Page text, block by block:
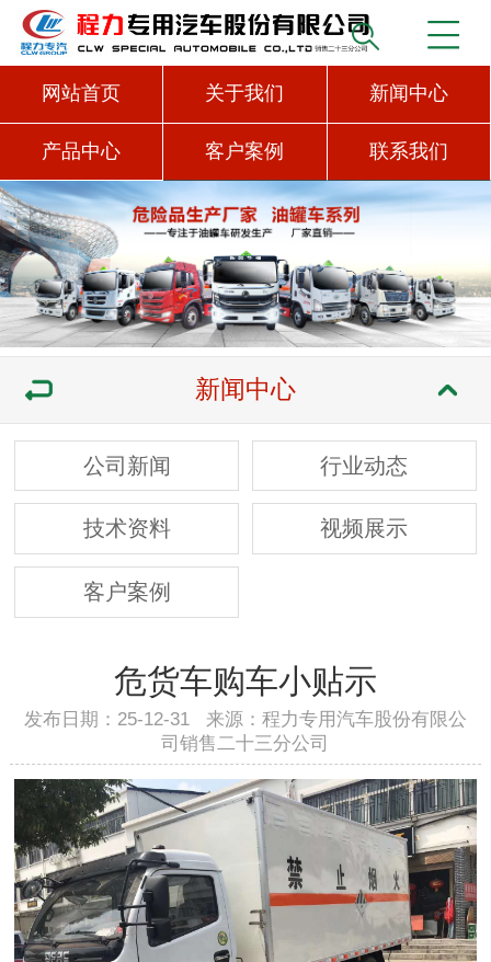
网站首页 关于我们 新闻中心
产品中心 客户案例 联系我们
新闻中心
公司新闻 行业动态
技术资料 视频展示
客户案例
危货车购车小贴示
发布日期：25-12-31 来源：程力专用汽车股份有限公
司销售二十三分公司